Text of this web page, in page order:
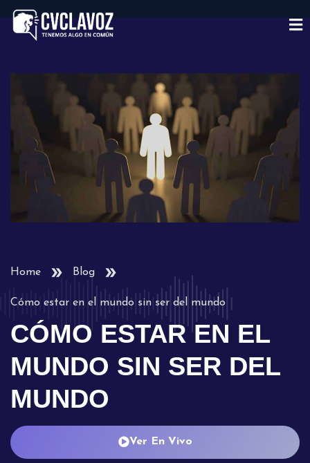
Home Blog
Cómo estar en el mundo sin ser del mundo
CÓMO ESTAR EN EL
MUNDO SIN SER DEL
MUNDO
Ver En Vivo